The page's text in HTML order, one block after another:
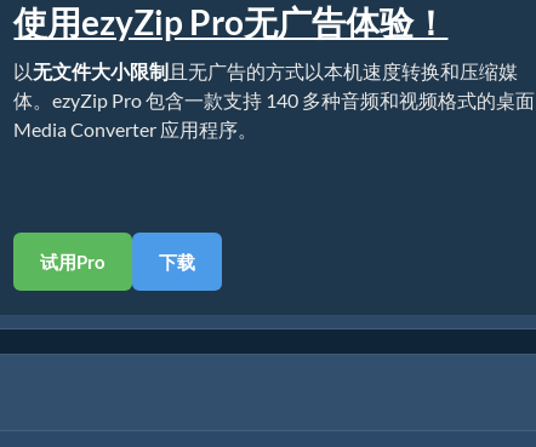
使用ezyZip Pro无广告体验！
以无文件大小限制且无广告的方式以本机速度转换和压缩媒
体。ezyZip Pro 包含一款支持 140 多种音频和视频格式的桌面
Media Converter 应用程序。
试用Pro 下载